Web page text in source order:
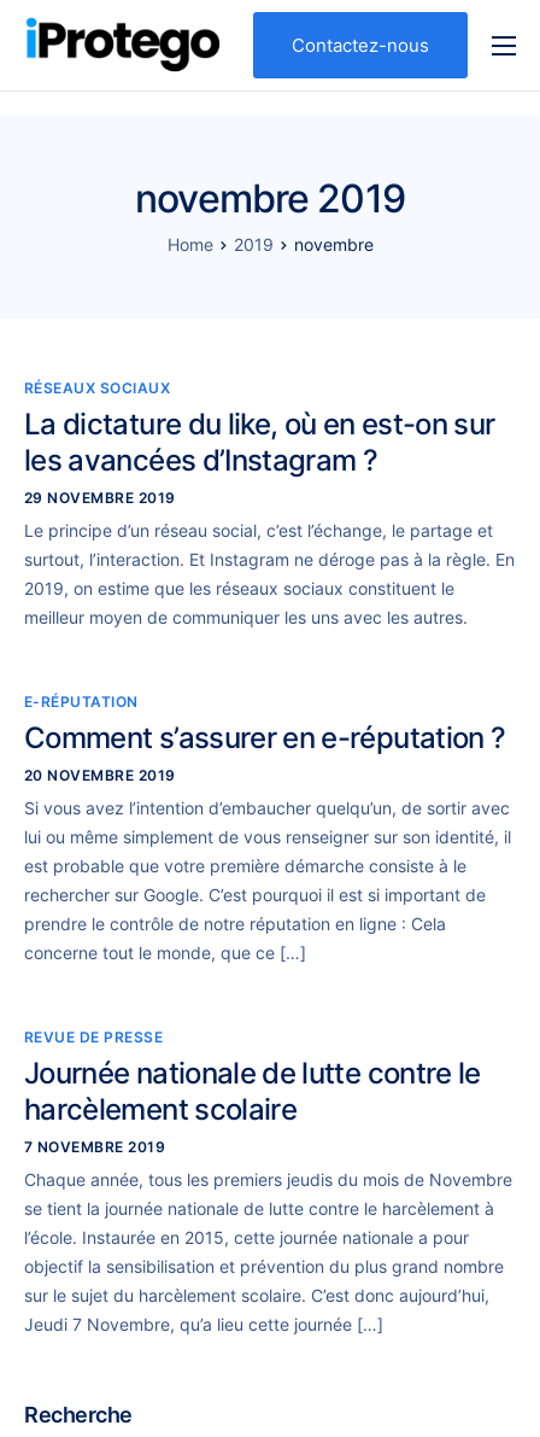
Qui sommes nous ?
Votre profil
Contactez-nous
novembre 2019
Home 2019 novembre
RÉSEAUX SOCIAUX
La dictature du like, où en est-on sur
les avancées d’Instagram ?
29 NOVEMBRE 2019
Le principe d’un réseau social, c’est l’échange, le partage et
surtout, l’interaction. Et Instagram ne déroge pas à la règle. En
2019, on estime que les réseaux sociaux constituent le
meilleur moyen de communiquer les uns avec les autres.
E-RÉPUTATION
Comment s’assurer en e-réputation ?
20 NOVEMBRE 2019
Si vous avez l’intention d’embaucher quelqu’un, de sortir avec
lui ou même simplement de vous renseigner sur son identité, il
est probable que votre première démarche consiste à le
rechercher sur Google. C’est pourquoi il est si important de
prendre le contrôle de notre réputation en ligne : Cela
concerne tout le monde, que ce […]
REVUE DE PRESSE
Journée nationale de lutte contre le
harcèlement scolaire
7 NOVEMBRE 2019
Chaque année, tous les premiers jeudis du mois de Novembre
se tient la journée nationale de lutte contre le harcèlement à
l’école. Instaurée en 2015, cette journée nationale a pour
objectif la sensibilisation et prévention du plus grand nombre
sur le sujet du harcèlement scolaire. C’est donc aujourd’hui,
Jeudi 7 Novembre, qu’a lieu cette journée […]
Recherche